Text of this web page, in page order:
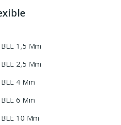
1,5 Mm
2,5 Mm
4 Mm
6 Mm
10 Mm